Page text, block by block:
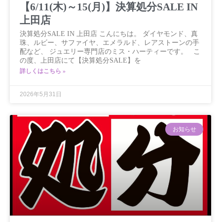
【6/11(木)～15(月)】決算処分SALE IN
上田店
決算処分SALE IN 上田店 こんにちは。 ダイヤモンド、真
珠、ルビー、サファイヤ、エメラルド、レアストーンの手
配など、 ジュエリー専門店のミス・ハーティーです。 こ
の度、上田店にて【決算処分SALE】を
詳しくはこちら »
2026年5月31日
お知らせ